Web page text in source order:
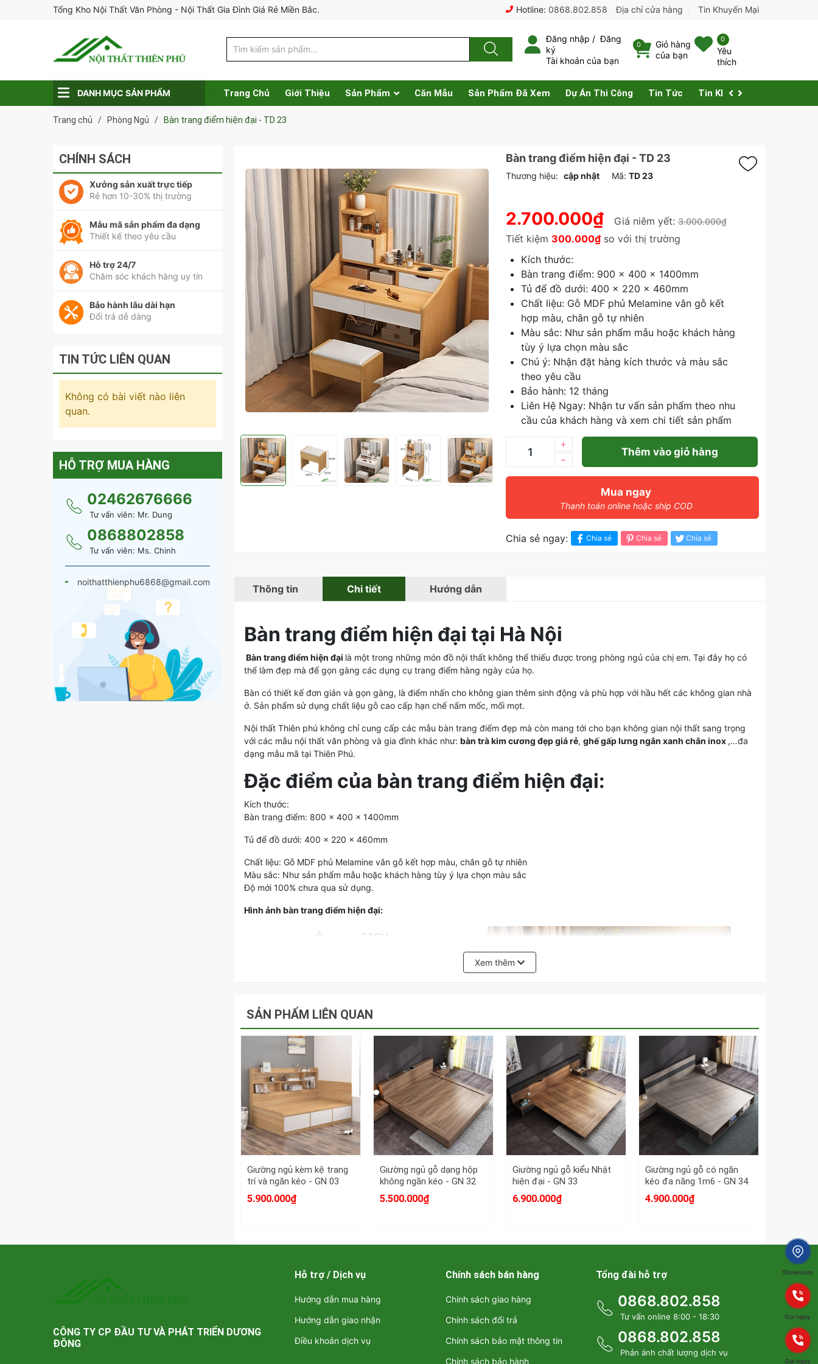
Tổng Kho Nội Thất Văn Phòng - Nội Thất Gia Đình Giá Rẻ Miền Bắc. Hotline: 0868.802.858 Địa chỉ cửa hàng Tin Khuyến Mại
Đăng nhập /Đăng
ký
Tài khoản của bạn
0
Giỏ hàng
của bạn
0
Yêu
thích
DANH MỤC SẢN PHẨM Trang Chủ Giới Thiệu Sản Phẩm Căn Mẫu Sản Phẩm Đã Xem Dự Án Thi Công Tin Tức Tin Khuyến Mại
Trang chủ / Phòng Ngủ / Bàn trang điểm hiện đại - TD 23
Bàn trang điểm hiện đại - TD 23
Thương hiệu: cập nhật Mã: TD 23
2.700.000₫ Giá niêm yết:3.000.000₫
Tiết kiệm 300.000₫so với thị trường
Kích thước:
Bàn trang điểm: 900 x 400 x 1400mm
Tủ để đồ dưới: 400 x 220 x 460mm
Chất liệu: Gỗ MDF phủ Melamine vân gỗ kết
hợp màu, chân gỗ tự nhiên
Màu sắc: Như sản phẩm mẫu hoặc khách hàng
tùy ý lựa chọn màu sắc
Chú ý: Nhận đặt hàng kích thước và màu sắc
theo yêu cầu
Bảo hành: 12 tháng
Liên Hệ Ngay: Nhận tư vấn sản phẩm theo nhu
cầu của khách hàng và xem chi tiết sản phẩm
–
+
Thêm vào giỏ hàng
Mua ngay
Thanh toán online hoặc ship COD
Chia sẻ ngay: Chia sẻ Chia sẻ Chia sẻ
Thông tin Chi tiết Hướng dẫn
Bàn trang điểm hiện đại tại Hà Nội
Bàn trang điểm hiện đại là một trong những món đồ nội thất không thể thiếu được trong phòng ngủ của chị em. Tại đây họ có
thể làm đẹp mà để gọn gàng các dụng cụ trang điểm hàng ngày của họ.
Bàn có thiết kế đơn giản và gọn gàng, là điểm nhấn cho không gian thêm sinh động và phù hợp với hầu hết các không gian nhà
ở. Sản phẩm sử dụng chất liệu gỗ cao cấp hạn chế nấm mốc, mối mọt.
Nội thất Thiên phú không chỉ cung cấp các mẫu bàn trang điểm đẹp mà còn mang tới cho bạn không gian nội thất sang trọng
với các mẫu nội thất văn phòng và gia đình khác như: bàn trà kim cương đẹp giá rẻ, ghế gấp lưng ngắn xanh chân inox ,…đa
dạng mẫu mã tại Thiên Phú.
Đặc điểm của bàn trang điểm hiện đại:
Kích thước:
Bàn trang điểm: 800 x 400 x 1400mm
Tủ để đồ dưới: 400 x 220 x 460mm
Chất liệu: Gỗ MDF phủ Melamine vân gỗ kết hợp màu, chân gỗ tự nhiên
Màu sắc: Như sản phẩm mẫu hoặc khách hàng tùy ý lựa chọn màu sắc
Độ mới 100% chưa qua sử dụng.
Hình ảnh bàn trang điểm hiện đại:
Bàn trang điểm hiện đại
Đội nhân viên tư vấn và lắp đặt chuyên nghiệp
Nhiều sản phẩm mới, chất lượng được cập nhật thường xuyên
Nhận đặt hàng theo yêu cầu của khách
Thiên phú– Nội Thất giá rẻ:
Tại đây, chúng tôi cung cấp nhiều sản phẩm nội thất cho gia đình và văn phòng như:
Xem thêm
SẢN PHẨM LIÊN QUAN
Giường ngủ kèm kệ trang
trí và ngăn kéo - GN 03
5.900.000₫
Giường ngủ gỗ dạng hộp
không ngăn kéo - GN 32
5.500.000₫
Giường ngủ gỗ kiểu Nhật
hiện đại - GN 33
6.900.000₫
Giường ngủ gỗ có ngăn
kéo đa năng 1m6 - GN 34
4.900.000₫
CHÍNH SÁCH
Xưởng sản xuất trực tiếp
Rẻ hơn 10-30% thị trường
Mẫu mã sản phẩm đa dạng
Thiết kế theo yêu cầu
Hỗ trợ 24/7
Chăm sóc khách hàng uy tín
Bảo hành lâu dài hạn
Đổi trả dễ dàng
TIN TỨC LIÊN QUAN
Không có bài viết nào liên
quan.
HỖ TRỢ MUA HÀNG
02462676666
Tư vấn viên: Mr. Dung
0868802858
Tư vấn viên: Ms. Chinh
noithatthienphu6868@gmail.com
CÔNG TY CP ĐẦU TƯ VÀ PHÁT TRIỂN DƯƠNG
ĐÔNG
Hỗ trợ / Dịch vụ
Hướng dẫn mua hàng
Hướng dẫn giao nhận
Điều khoản dịch vụ
Chính sách bán hàng
Chính sách giao hàng
Chính sách đổi trả
Chính sách bảo mật thông tin
Chính sách bảo hành
Tổng đài hỗ trợ
0868.802.858
Tư vấn online 8:00 - 18:30
0868.802.858
Phản ánh chất lượng dịch vụ
Showroom
Gọi ngay
Gọi ngay